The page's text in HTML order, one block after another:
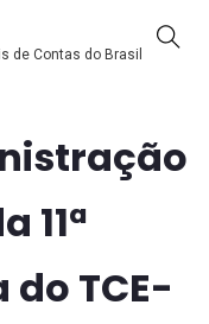
de Contas do Brasil
11ª
TCE-